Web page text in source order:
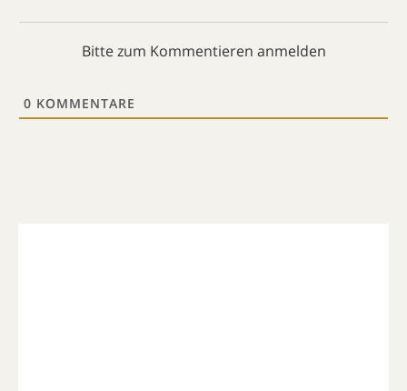
Bitte zum Kommentieren anmelden
0 KOMMENTARE